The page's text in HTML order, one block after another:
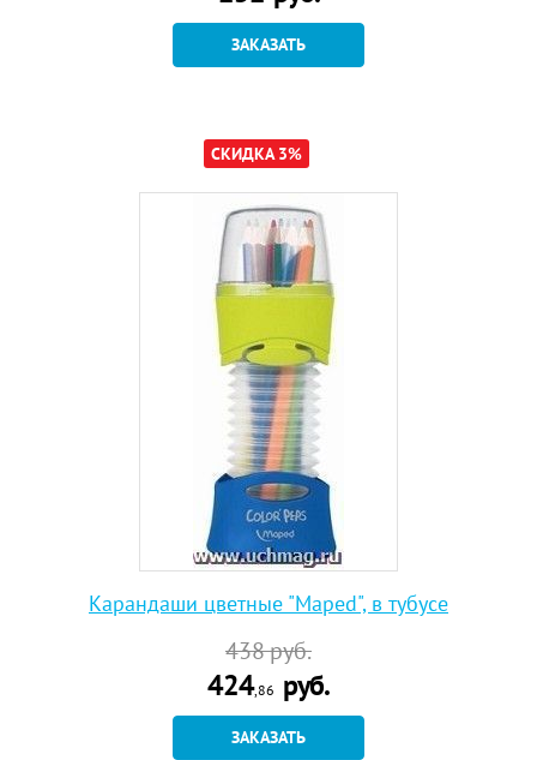
ЗАКАЗАТЬ
СКИДКА 3%
Карандаши цветные "Maped", в тубусе
438руб.
424,86 руб.
ЗАКАЗАТЬ